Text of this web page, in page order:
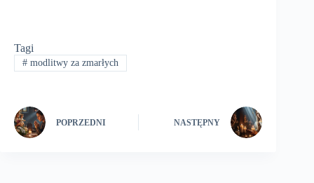
Tagi
#modlitwy za zmarłych
POPRZEDNI NASTĘPNY